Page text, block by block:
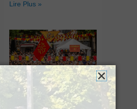
Lire Plus »
Hestiv’Òc : Les férias